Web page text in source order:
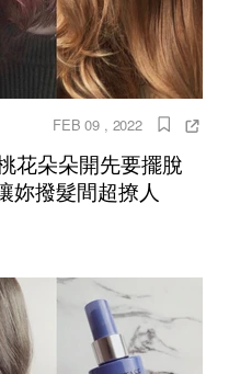
FEB 09 , 2022
花朵朵開先要擺脫
妳撥髮間超撩人